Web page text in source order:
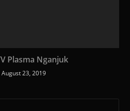
Plasma Nganjuk
August 23, 2019